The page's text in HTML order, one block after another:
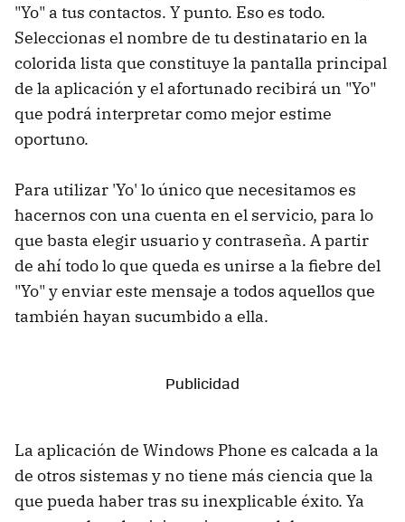
"Yo" a tus contactos. Y punto. Eso es todo.
Seleccionas el nombre de tu destinatario en la
colorida lista que constituye la pantalla principal
de la aplicación y el afortunado recibirá un "Yo"
que podrá interpretar como mejor estime
oportuno.
Para utilizar 'Yo' lo único que necesitamos es
hacernos con una cuenta en el servicio, para lo
que basta elegir usuario y contraseña. A partir
de ahí todo lo que queda es unirse a la fiebre del
"Yo" y enviar este mensaje a todos aquellos que
también hayan sucumbido a ella.
La aplicación de Windows Phone es calcada a la
de otros sistemas y no tiene más ciencia que la
que pueda haber tras su inexplicable éxito. Ya